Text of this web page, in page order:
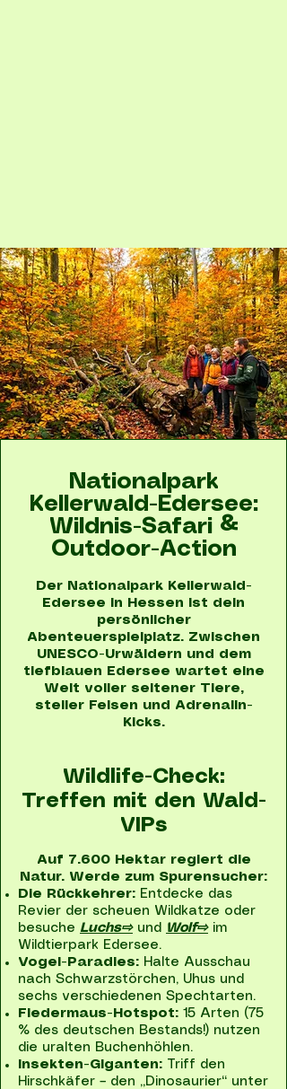
Nationalpark
Kellerwald-Edersee:
Wildnis-Safari &
Outdoor-Action
Der Nationalpark Kellerwald-
Edersee in Hessen ist dein
persönlicher
Abenteuerspielplatz. Zwischen
UNESCO-Urwäldern und dem
tiefblauen Edersee wartet eine
Welt voller seltener Tiere,
steiler Felsen und Adrenalin-
Kicks.
Wildlife-Check:
Treffen mit den Wald-
VIPs
Auf 7.600 Hektar regiert die
Natur. Werde zum Spurensucher:
Die Rückkehrer: Entdecke das
Revier der scheuen Wildkatze oder
besuche Luchs⇨und Wolf⇨im
Wildtierpark Edersee.
Vogel-Paradies: Halte Ausschau
nach Schwarzstörchen, Uhus und
sechs verschiedenen Spechtarten.
Fledermaus-Hotspot: 15 Arten (75
% des deutschen Bestands!) nutzen
die uralten Buchenhöhlen.
Insekten-Giganten: Triff den
Hirschkäfer – den „Dinosaurier“ unter